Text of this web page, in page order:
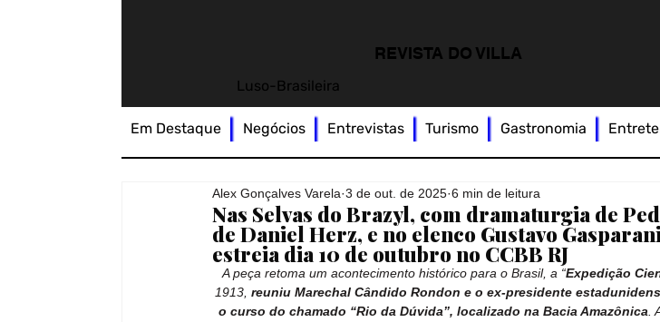
REVISTA DO VILLA
Luso-Brasileira
Nas Selvas do Brazyl, com dramaturgia de
de Daniel Herz, e no elenco Gustavo
estreia dia 10 de outubro no CCBB RJ
Alex Gonçalves Varela 3 de out. de 2025 6 min de leitura
A peça retoma um acontecimento histórico para o Brasil, a “Expedição
1913, reuniu Marechal Cândido Rondon e o ex-presidente
o curso do chamado “Rio da Dúvida”, localizado na Bacia Amazônica
Em Destaque Negócios Entrevistas Turismo Gastronomia